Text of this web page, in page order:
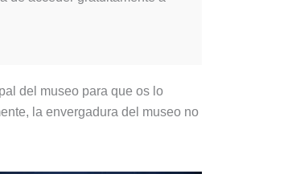
del museo para que os lo
la envergadura del museo no